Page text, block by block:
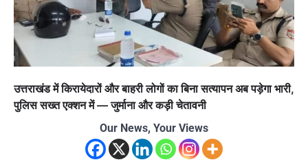
उत्तराखंड में किरायेदारों और बाहरी लोगों का बिना सत्यापन अब पड़ेगा भारी,
पुलिस सख्त एक्शन में — जुर्माना और कड़ी चेतावनी
Our News, Your Views